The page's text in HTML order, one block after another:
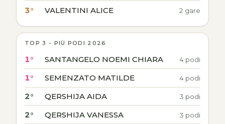
3° VALENTINI ALICE 2 gare
TOP 3 - PIÙ PODI 2026
1° SANTANGELO NOEMI CHIARA 4 podi
1° SEMENZATO MATILDE 4 podi
2° QERSHIJA AIDA 3 podi
2° QERSHIJA VANESSA 3 podi